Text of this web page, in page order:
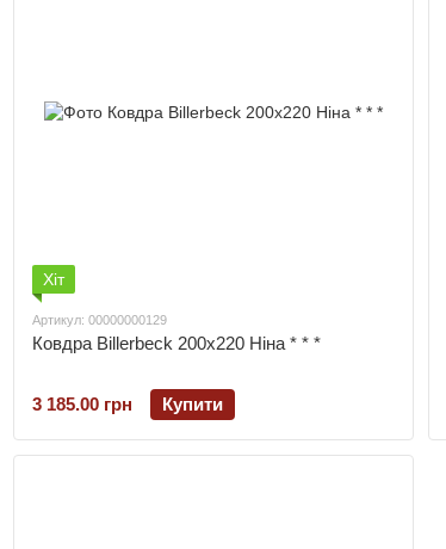
Хіт
Артикул: 00000000129
Ковдра Billerbeck 200х220 Ніна * * *
3 185.00 грн Купити